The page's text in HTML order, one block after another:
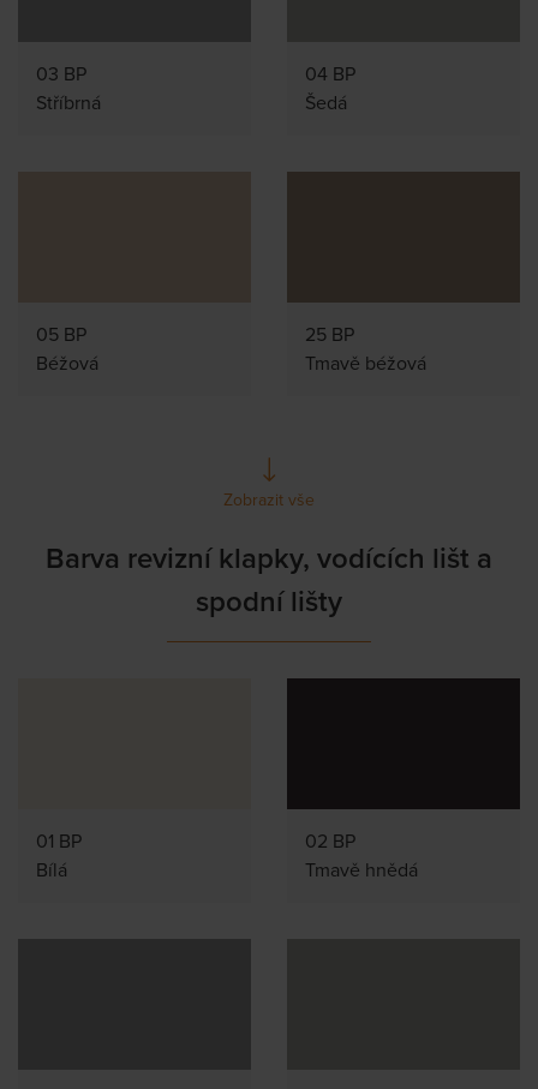
03 BP
Stříbrná
04 BP
Šedá
05 BP
Béžová
25 BP
Tmavě béžová
Zobrazit vše
Barva revizní klapky, vodících lišt a
spodní lišty
01 BP
Bílá
02 BP
Tmavě hnědá